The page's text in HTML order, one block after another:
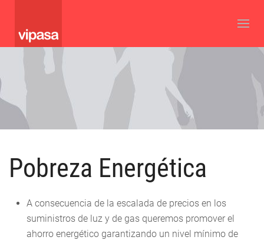
Pobreza Energética
A consecuencia de la escalada de precios en los
suministros de luz y de gas queremos promover el
ahorro energético garantizando un nivel mínimo de